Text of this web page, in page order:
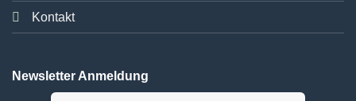
Kontakt
Newsletter Anmeldung